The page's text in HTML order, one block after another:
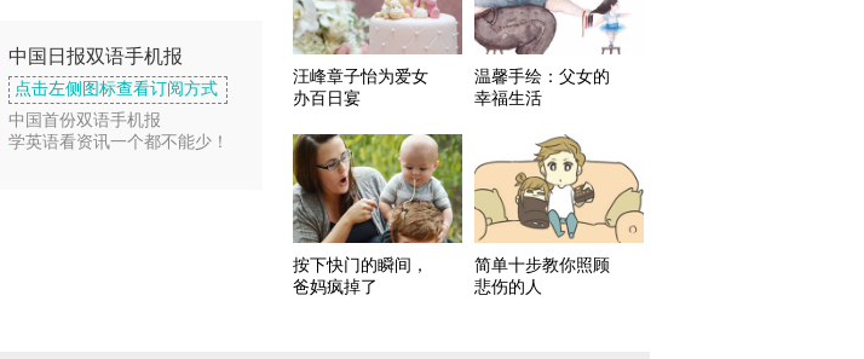
中国日报双语手机报
点击左侧图标查看订阅方式
中国首份双语手机报
学英语看资讯一个都不能少！
汪峰章子怡为爱女
办百日宴
温馨手绘：父女的
幸福生活
按下快门的瞬间，
爸妈疯掉了
简单十步教你照顾
悲伤的人